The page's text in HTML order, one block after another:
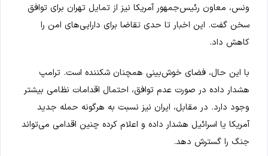
ونس، معاون رئیس‌جمهور آمریکا نیز از تمایل تهران برای توافق
سخن گفت. این اخبار تا حدی تقاضا برای دارایی‌های امن را
کاهش داد.
با این حال، فضای خوش‌بینی همچنان شکننده است. ترامپ
هشدار داده در صورت عدم توافق، احتمال اقدامات نظامی بیشتر
وجود دارد. در مقابل، ایران نیز نسبت به هرگونه حمله جدید
آمریکا یا اسرائیل هشدار داده و اعلام کرده چنین اقدامی می‌تواند
جنگ را گسترش دهد.